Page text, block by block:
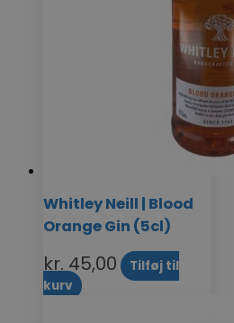
Whitley Neill | Blood
Orange Gin (5cl)
kr. 45,00
Tilføj til
kurv